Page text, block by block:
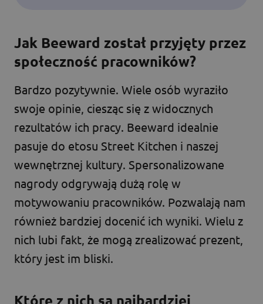
Jak Beeward został przyjęty przez
społeczność pracowników?
Bardzo pozytywnie. Wiele osób wyraziło
swoje opinie, ciesząc się z widocznych
rezultatów ich pracy. Beeward idealnie
pasuje do etosu Street Kitchen i naszej
wewnętrznej kultury. Spersonalizowane
nagrody odgrywają dużą rolę w
motywowaniu pracowników. Pozwalają nam
również bardziej docenić ich wyniki. Wielu z
nich lubi fakt, że mogą zrealizować prezent,
który jest im bliski.
Które z nich są najbardziej